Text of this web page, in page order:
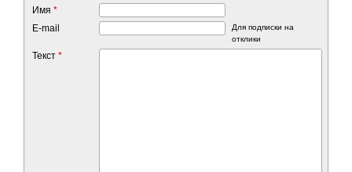
Имя *
E-mail
Для подписки на
отклики
Текст *